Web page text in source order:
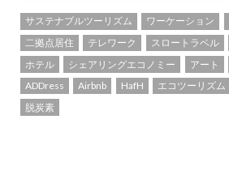
サステナブルツーリズム ワーケーション
二拠点居住
テレワーク スロートラベル
ホテル
シェアリングエコノミー アート
ADDress
Airbnb HafH エコツーリズム
脱炭素